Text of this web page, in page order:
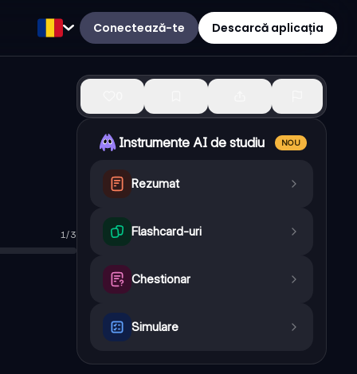
Conectează-te Descarcă aplicația
1/3
Instrumente AI de studiu NOU
Rezumat
Flashcard-uri
Chestionar
Simulare